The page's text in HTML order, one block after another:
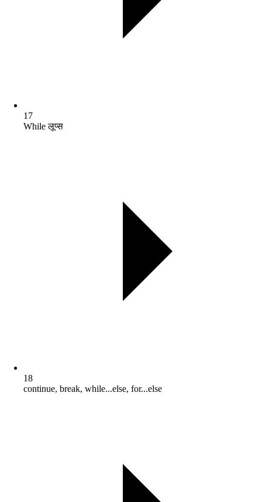
17
While लूप्स
18
continue, break, while...else, for...else